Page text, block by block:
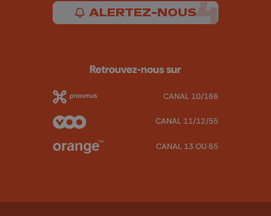
ALERTEZ-NOUS
Retrouvez-nous sur
CANAL 10/166
CANAL 11/12/55
CANAL 13 OU 65